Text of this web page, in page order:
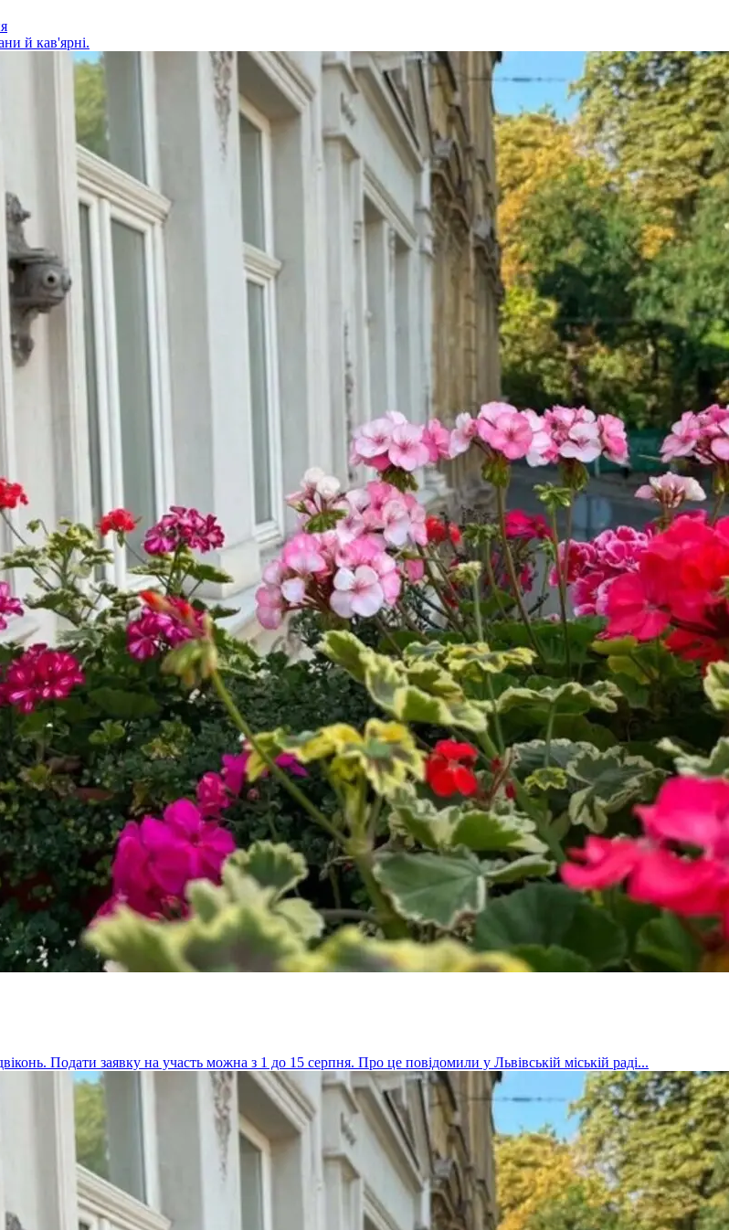
й кав'ярні.
Подати заявку на участь можна з 1 до 15 серпня. Про це повідомили у Львівській міській раді...